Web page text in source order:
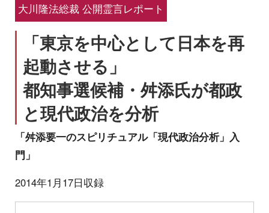
大川隆法総裁 公開霊言レポート
「東京を中心として日本を再
起動させる」
都知事選候補・舛添氏が都政
と現代政治を分析
「舛添要一のスピリチュアル「現代政治分析」入
門」
2014年1月17日収録